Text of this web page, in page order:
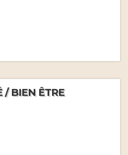
/ BIEN ÊTRE